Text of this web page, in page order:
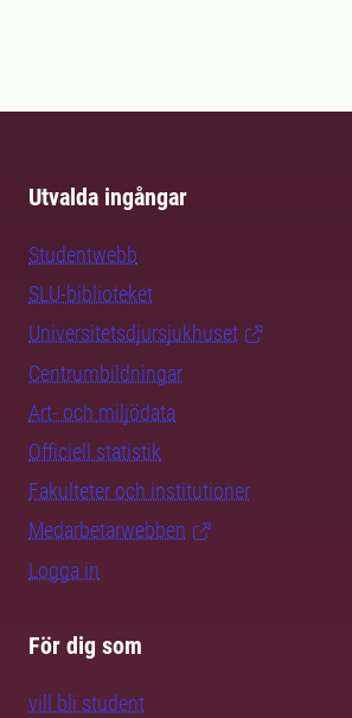
Utvalda ingångar
Studentwebb
SLU-biblioteket
Universitetsdjursjukhuset
Centrumbildningar
Art- och miljödata
Officiell statistik
Fakulteter och institutioner
Medarbetarwebben
Logga in
För dig som
vill bli student